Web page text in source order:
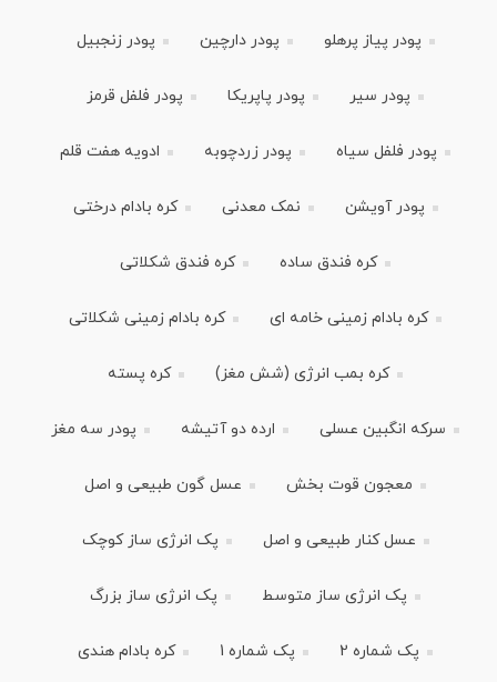
پودر پیاز پرهلو پودر دارچین پودر زنجبیل
پودر سیر پودر پاپریکا پودر فلفل قرمز
پودر فلفل سیاه پودر زردچوبه ادویه هفت قلم
پودر آویشن نمک معدنی کره بادام درختی
کره فندق ساده کره فندق شکلاتی
کره بادام زمینی خامه ای کره بادام زمینی شکلاتی
کره بمب انرژی (شش مغز) کره پسته
سرکه انگبین عسلی ارده دو آتیشه پودر سه مغز
معجون قوت بخش عسل گون طبیعی و اصل
عسل کنار طبیعی و اصل پک انرژی ساز کوچک
پک انرژی ساز متوسط پک انرژی ساز بزرگ
پک شماره 2 پک شماره 1 کره بادام هندی